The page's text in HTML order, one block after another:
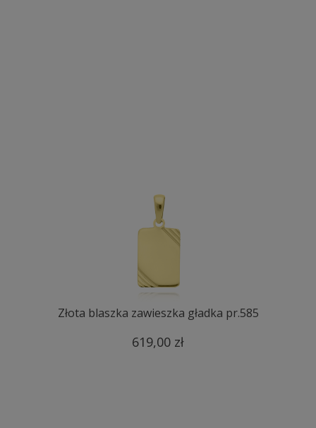
Złota blaszka zawieszka gładka pr.585
619,00 zł